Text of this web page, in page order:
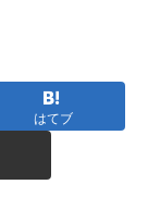
はてブ